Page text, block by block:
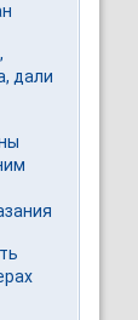
дали